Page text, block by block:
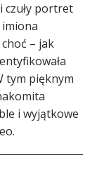
portret
– jak
tym pięknym
i wyjątkowe